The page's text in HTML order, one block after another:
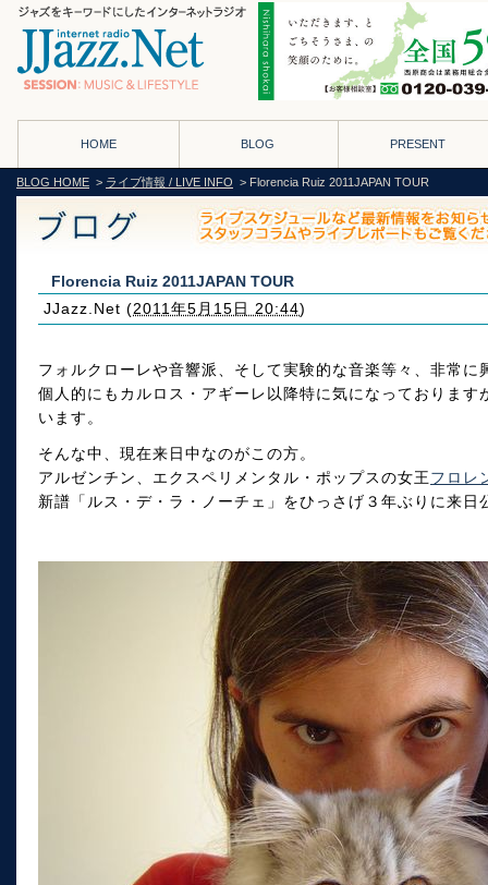
HOME BLOG PRESENT
BLOG HOME > ライブ情報 / LIVE INFO > Florencia Ruiz 2011JAPAN TOUR
Florencia Ruiz 2011JAPAN TOUR
JJazz.Net (2011年5月15日 20:44)
フォルクローレや音響派、そして実験的な音楽等々、非常
個人的にもカルロス・アギーレ以降特に気になっておりま
います。
そんな中、現在来日中なのがこの方。
アルゼンチン、エクスペリメンタル・ポップスの女王フロレ
新譜「ルス・デ・ラ・ノーチェ」をひっさげ３年ぶりに来日